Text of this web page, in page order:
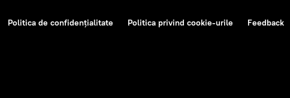
Politica de confidențialitate Politica privind cookie-urile Feedback